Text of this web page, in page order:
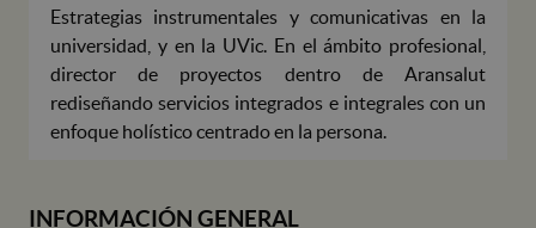
Estrategias instrumentales y comunicativas en la
universidad, y en la UVic. En el ámbito profesional,
director de proyectos dentro de Aransalut
rediseñando servicios integrados e integrales con un
enfoque holístico centrado en la persona.
INFORMACIÓN GENERAL